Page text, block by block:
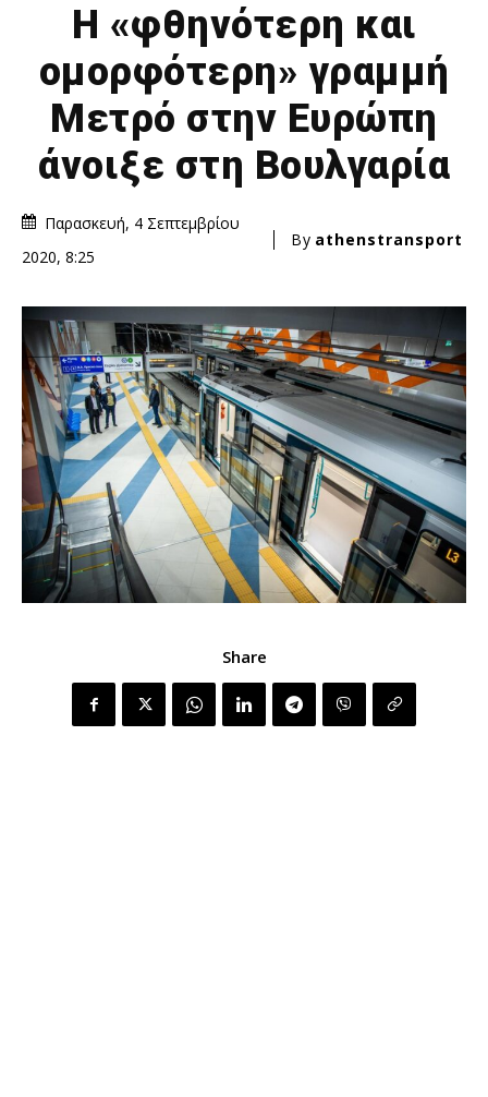
Η «φθηνότερη και
ομορφότερη» γραμμή
Μετρό στην Ευρώπη
άνοιξε στη Βουλγαρία
Παρασκευή, 4 Σεπτεμβρίου
2020, 8:25
By athenstransport
Share